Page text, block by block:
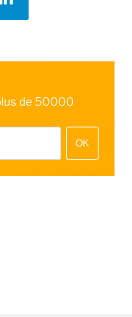
de 50000
OK